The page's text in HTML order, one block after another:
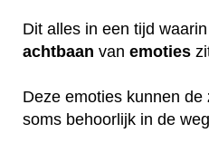
Dit alles in een tijd
achtbaan van emoties
Deze emoties kunnen de
soms behoorlijk in de